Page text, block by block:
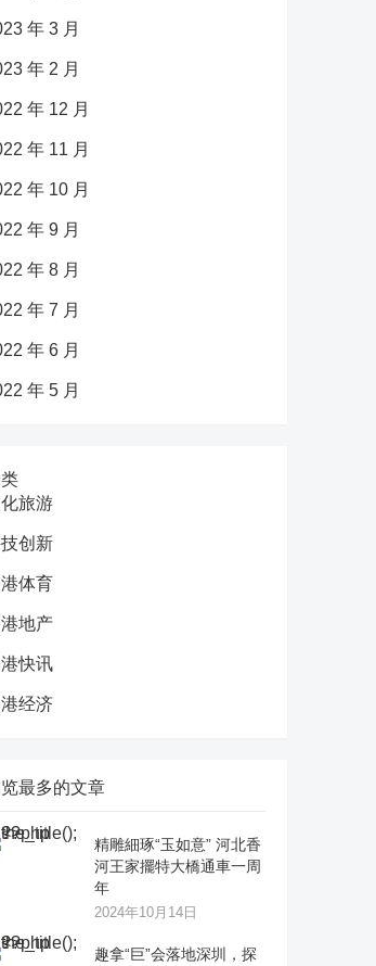
年 3 月
年 2 月
年 12 月
年 11 月
年 10 月
年 9 月
年 8 月
年 7 月
年 6 月
年 5 月
旅游
创新
体育
地产
快讯
经济
最多的文章
精雕細琢“玉如意” 河北香
河王家擺特大橋通車一周
年
2024年10月14日
趣拿“巨”会落地深圳，探